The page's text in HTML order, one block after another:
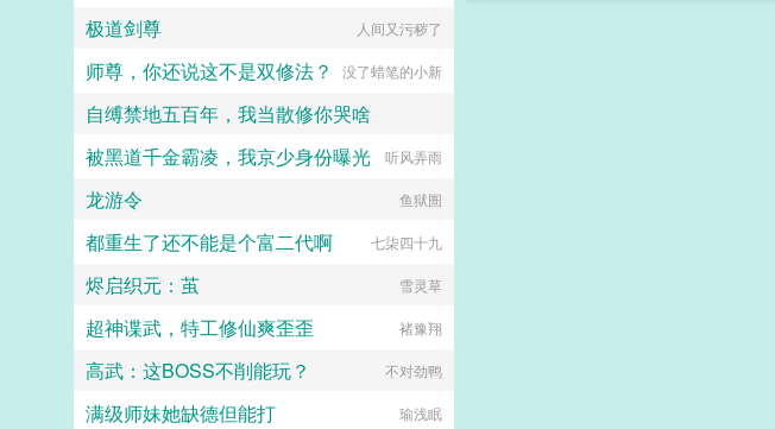
极道剑尊 人间又污秽了
师尊，你还说这不是双修法？ 没了蜡笔的小新
自缚禁地五百年，我当散修你哭啥
萝卜味薄荷糖
被黑道千金霸凌，我京少身份曝光 听风弄雨
龙游令 鱼狱圄
都重生了还不能是个富二代啊 七柒四十九
烬启织元：茧 雪灵草
超神谍武，特工修仙爽歪歪 褚豫翔
高武：这BOSS不削能玩？ 不对劲鸭
满级师妹她缺德但能打 瑜浅眠